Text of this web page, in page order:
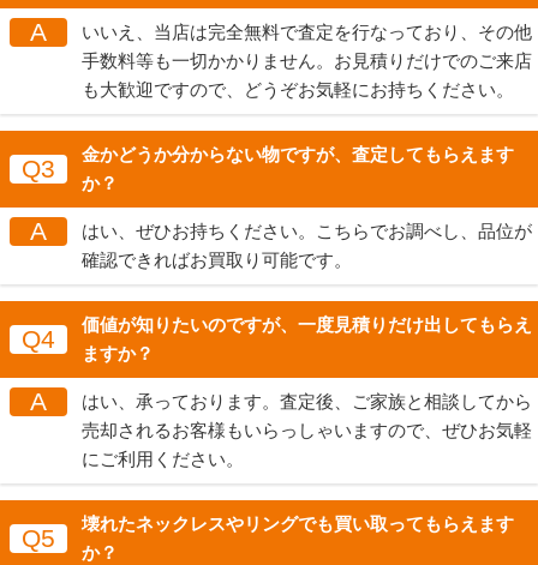
A
いいえ、当店は完全無料で査定を行なっており、その他
手数料等も一切かかりません。お見積りだけでのご来店
も大歓迎ですので、どうぞお気軽にお持ちください。
Q3
金かどうか分からない物ですが、査定してもらえます
か？
A
はい、ぜひお持ちください。こちらでお調べし、品位が
確認できればお買取り可能です。
Q4
価値が知りたいのですが、一度見積りだけ出してもらえ
ますか？
A
はい、承っております。査定後、ご家族と相談してから
売却されるお客様もいらっしゃいますので、ぜひお気軽
にご利用ください。
Q5
壊れたネックレスやリングでも買い取ってもらえます
か？